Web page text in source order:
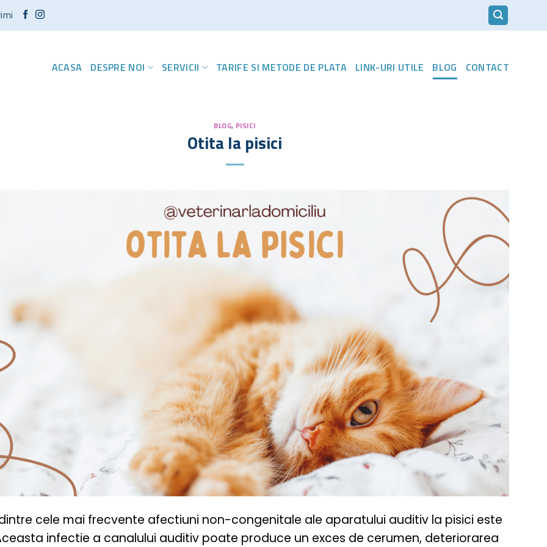
ACASA DESPRE NOI SERVICII TARIFE SI METODE DE PLATA LINK-URI UTILE BLOG CONTACT
BLOG, PISICI
Otita la pisici
cele mai frecvente afectiuni non-congenitale ale aparatului auditiv la pisici este
infectie a canalului auditiv poate produce un exces de cerumen, deteriorarea